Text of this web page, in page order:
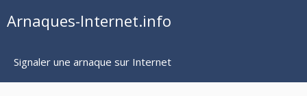
auArnaques-Internet.info
Signaler une arnaque sur Internet